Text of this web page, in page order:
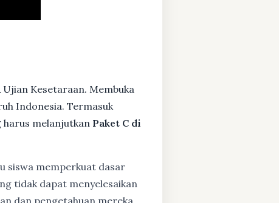
Kesetaraan. Membuka
Indonesia. Termasuk
harus melanjutkan Paket C di
siswa memperkuat dasar
tidak dapat menyelesaikan
dan pengetahuan mereka